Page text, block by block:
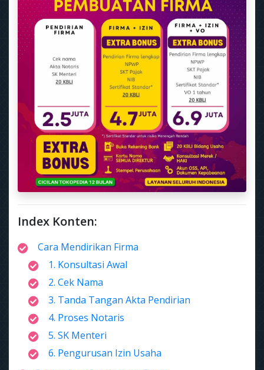
Index Konten:
Cara Mendirikan Firma
1. Konsultasi Awal
2. Cek Nama
3. Tanda Tangan Akta Pendirian
4. Proses Notaris
5. SK Menteri
6. Pengurusan Izin Usaha